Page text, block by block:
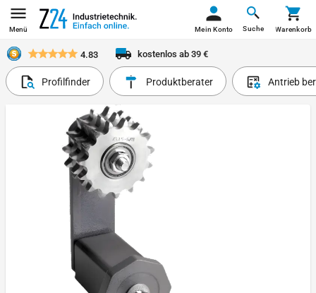
Menü Suche
Mein Konto Warenkorb
4.83 kostenlos ab 39 €
Profilfinder Produktberater Antrieb